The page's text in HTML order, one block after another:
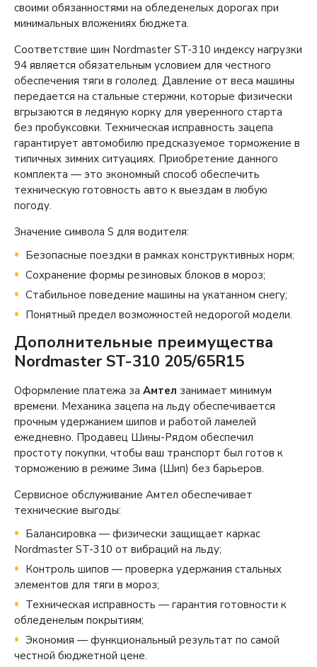
своими обязанностями на обледенелых дорогах при
минимальных вложениях бюджета.
Соответствие шин Nordmaster ST-310 индексу нагрузки
94 является обязательным условием для честного
обеспечения тяги в гололед. Давление от веса машины
передается на стальные стержни, которые физически
вгрызаются в ледяную корку для уверенного старта
без пробуксовки. Техническая исправность зацепа
гарантирует автомобилю предсказуемое торможение в
типичных зимних ситуациях. Приобретение данного
комплекта — это экономный способ обеспечить
техническую готовность авто к выездам в любую
погоду.
Значение символа S для водителя:
Безопасные поездки в рамках конструктивных норм;
Сохранение формы резиновых блоков в мороз;
Стабильное поведение машины на укатанном снегу;
Понятный предел возможностей недорогой модели.
Дополнительные преимущества
Nordmaster ST-310 205/65R15
Оформление платежа за Амтел занимает минимум
времени. Механика зацепа на льду обеспечивается
прочным удержанием шипов и работой ламелей
ежедневно. Продавец Шины-Рядом обеспечил
простоту покупки, чтобы ваш транспорт был готов к
торможению в режиме Зима (Шип) без барьеров.
Сервисное обслуживание Амтел обеспечивает
технические выгоды:
Балансировка — физически защищает каркас
Nordmaster ST-310 от вибраций на льду;
Контроль шипов — проверка удержания стальных
элементов для тяги в мороз;
Техническая исправность — гарантия готовности к
обледенелым покрытиям;
Экономия — функциональный результат по самой
честной бюджетной цене.